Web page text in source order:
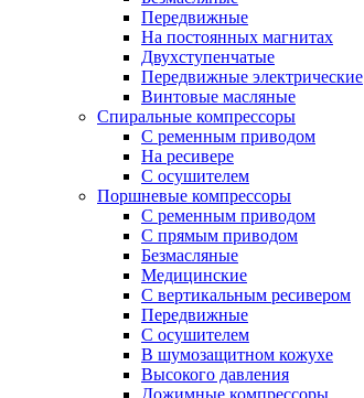
Передвижные
На постоянных магнитах
Двухступенчатые
Передвижные электрические
Винтовые масляные
Спиральные компрессоры
С ременным приводом
На ресивере
С осушителем
Поршневые компрессоры
С ременным приводом
С прямым приводом
Безмасляные
Медицинские
С вертикальным ресивером
Передвижные
С осушителем
В шумозащитном кожухе
Высокого давления
Дожимные компрессоры